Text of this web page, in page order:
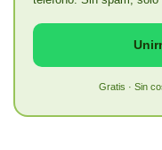
Gratis · Sin